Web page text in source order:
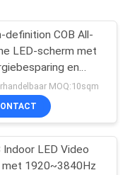
definition COB All-
LED-scherm met
en
afspelen van
en video
MOQ:10sqm
Indoor LED Video
met 1920~3840Hz